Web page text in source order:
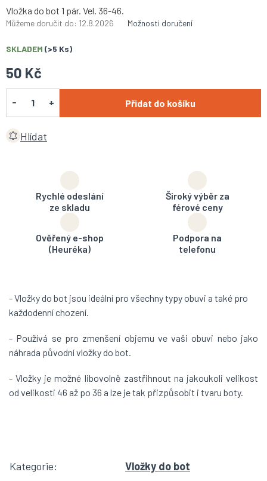
50 Kč
SKLADEM (>5 Ks)
Můžeme doručit do: 12.8.2026 Možnosti doručení
Přidat do košíku
Vložka do bot 1 pár. Vel. 36-46.
Hlídat
Rychlé odeslání
ze skladu
Široký výběr za
férové ceny
Ověřený e-shop
(Heuréka)
Podpora na
telefonu
- Vložky do bot jsou ideální pro všechny typy obuvi a také pro
každodenní chození.
- Používá se pro zmenšení objemu ve vaši obuvi nebo jako
náhrada původní vložky do bot.
- Vložky je možné libovolně zastřihnout na jakoukoli velikost
od velikosti 46 až po 36 a lze je tak přizpůsobit i tvaru boty.
Kategorie: Vložky do bot